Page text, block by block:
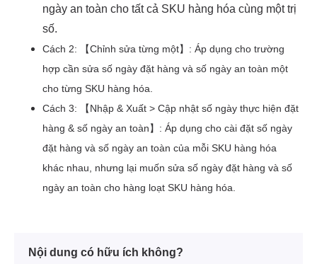
Nội dung có hữu ích không?